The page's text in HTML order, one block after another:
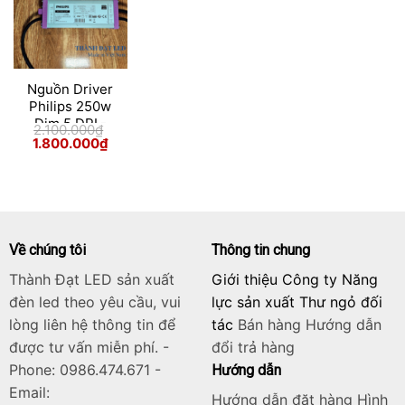
Nguồn Driver
Philips 250w
Dim 5 DPL-
XiLP250W-PL
2.100.000₫
Giá
gốc
1.800.000₫Giá
hiện
Về chúng tôi
Thành Đạt LED sản xuất
đèn led theo yêu cầu, vui
lòng liên hệ thông tin để
được tư vấn miễn phí. -
Phone: 0986.474.671 -
Email:
Thông tin chung
Giới thiệu Công ty Năng
lực sản xuất Thư ngỏ đối
tác Bán hàng Hướng dẫn
đổi trả hàng
Hướng dẫn
Hướng dẫn đặt hàng Hình